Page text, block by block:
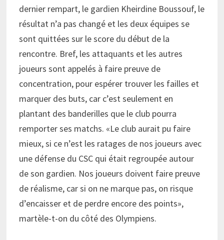
dernier rempart, le gardien Kheirdine Boussouf, le
résultat n’a pas changé et les deux équipes se
sont quittées sur le score du début de la
rencontre. Bref, les attaquants et les autres
joueurs sont appelés à faire preuve de
concentration, pour espérer trouver les failles et
marquer des buts, car c’est seulement en
plantant des banderilles que le club pourra
remporter ses matchs. «Le club aurait pu faire
mieux, si ce n’est les ratages de nos joueurs avec
une défense du CSC qui était regroupée autour
de son gardien. Nos joueurs doivent faire preuve
de réalisme, car si on ne marque pas, on risque
d’encaisser et de perdre encore des points»,
martèle-t-on du côté des Olympiens.